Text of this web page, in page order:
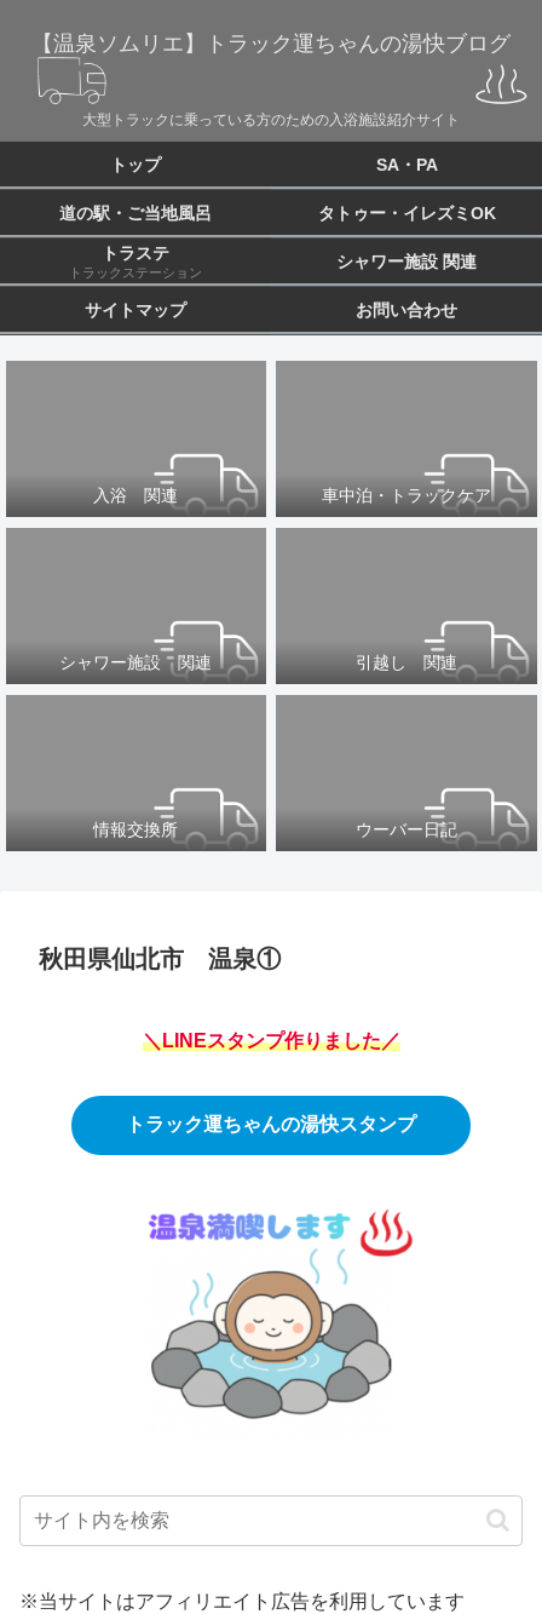
【温泉ソムリエ】トラック運ちゃんの湯快ブログ
大型トラックに乗っている方のための入浴施設紹介サイト
トップ SA・PA
道の駅・ご当地風呂 タトゥー・イレズミOK
トラステ
トラックステーション
シャワー施設 関連
サイトマップ お問い合わせ
入浴 関連 車中泊・トラックケア
シャワー施設 関連 引越し 関連
情報交換所 ウーバー日記
秋田県仙北市 温泉①
＼LINEスタンプ作りました／
トラック運ちゃんの湯快スタンプ
※当サイトはアフィリエイト広告を利用しています